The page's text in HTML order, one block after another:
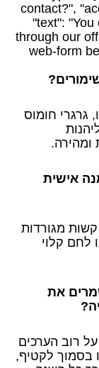
contact?",
"text":
through our
web-form
גרגרי חומוס
אישית
קשות מגורדות
לחם קלוי
את
רוב הערכים
בסמוך לקטיף,